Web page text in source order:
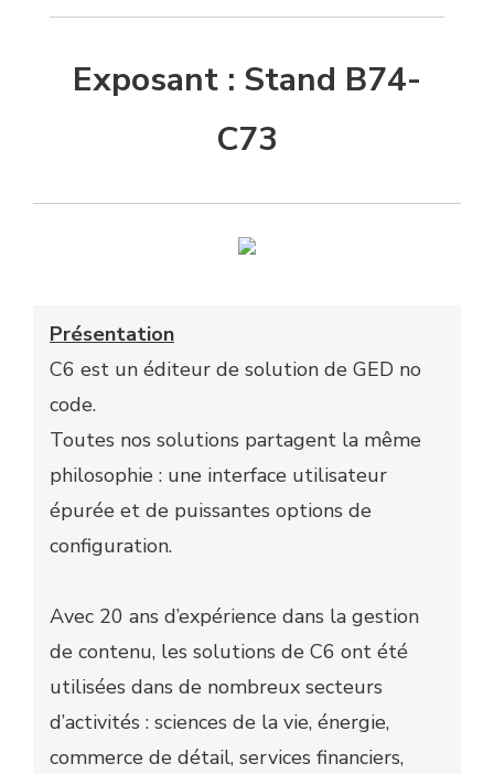
Exposant : Stand B74-
C73
Présentation
C6 est un éditeur de solution de GED no
code.
Toutes nos solutions partagent la même
philosophie : une interface utilisateur
épurée et de puissantes options de
configuration.
Avec 20 ans d’expérience dans la gestion
de contenu, les solutions de C6 ont été
utilisées dans de nombreux secteurs
d’activités : sciences de la vie, énergie,
commerce de détail, services financiers,